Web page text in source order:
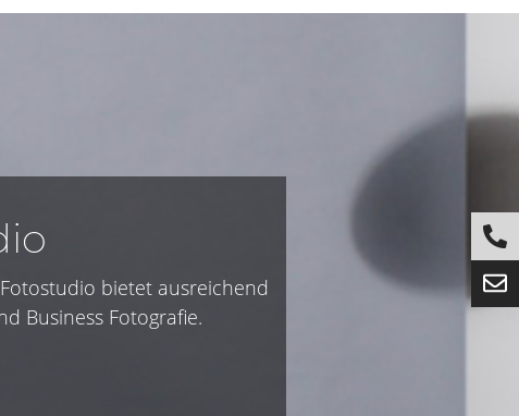
bietet ausreichend
Business Fotografie.